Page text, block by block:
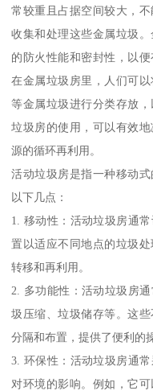
常较重且占据空间较大，
收集和处理这些金属垃圾
的防火性能和密封性，以
在金属垃圾房里，人们可
等金属垃圾进行分类存放
垃圾房的使用，可以有效
源的循环再利用。
活动垃圾房是指一种移动
以下几点：
1. 移动性：活动垃圾房通
置以适应不同地点的垃圾
转移和再利用。
2. 多功能性：活动垃圾房
圾压缩、垃圾储存等。这
分隔和布置，提供了便利的
3. 环保性：活动垃圾房通
对环境的影响。例如，它